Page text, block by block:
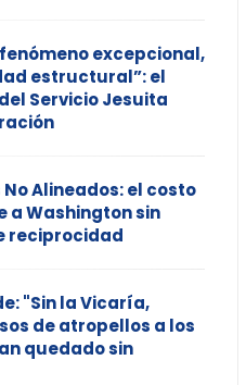
fenómeno excepcional,
estructural”: el
Servicio Jesuita
Alineados: el costo
a Washington sin
reciprocidad
"Sin la Vicaría,
de atropellos a los
quedado sin